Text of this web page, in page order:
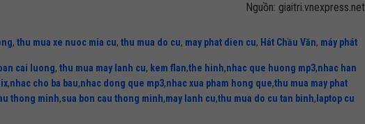
Nguồn: giaitri.vnexpress.net
, thu mua xe nuoc mia cu, thu mua do cu, may phat dien cu, Hát Chầu Văn, máy phát
cai luong, thu mua may lanh cu, kem flan,the hinh,nhac que huong mp3,nhac han
,nhac cho ba bau,nhac dong que mp3,nhac xua pham hong que,thu mua may phat
thong minh,sua bon cau thong minh,may lanh cu,thu mua do cu tan binh, laptop cu